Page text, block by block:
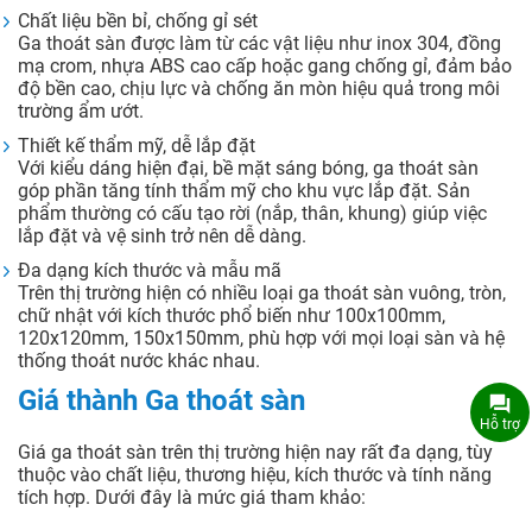
Chất liệu bền bỉ, chống gỉ sét
Ga thoát sàn được làm từ các vật liệu như inox 304, đồng
mạ crom, nhựa ABS cao cấp hoặc gang chống gỉ, đảm bảo
độ bền cao, chịu lực và chống ăn mòn hiệu quả trong môi
trường ẩm ướt.
Thiết kế thẩm mỹ, dễ lắp đặt
Với kiểu dáng hiện đại, bề mặt sáng bóng, ga thoát sàn
góp phần tăng tính thẩm mỹ cho khu vực lắp đặt. Sản
phẩm thường có cấu tạo rời (nắp, thân, khung) giúp việc
lắp đặt và vệ sinh trở nên dễ dàng.
Đa dạng kích thước và mẫu mã
Trên thị trường hiện có nhiều loại ga thoát sàn vuông, tròn,
chữ nhật với kích thước phổ biến như 100x100mm,
120x120mm, 150x150mm, phù hợp với mọi loại sàn và hệ
thống thoát nước khác nhau.
Giá thành Ga thoát sàn
Giá ga thoát sàn trên thị trường hiện nay rất đa dạng, tùy
thuộc vào chất liệu, thương hiệu, kích thước và tính năng
tích hợp. Dưới đây là mức giá tham khảo:
Hỗ trợ